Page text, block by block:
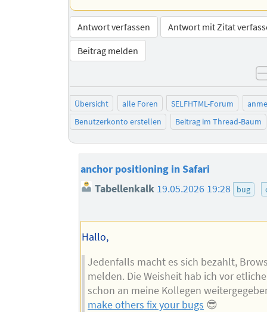
Antwort verfassen
Antwort mit Zitat
Beitrag melden
Übersicht alle Foren SELFHTML-Forum
Benutzerkonto erstellen
Beitrag im Thread-Baum
anchor positioning in Safari
Tabellenkalk 19.05.2026 19:28 bug
Hallo,
Jedenfalls macht es sich bezahlt,
melden. Die Weisheit hab ich vor
schon an meine Kollegen
make others fix your bugs 😎